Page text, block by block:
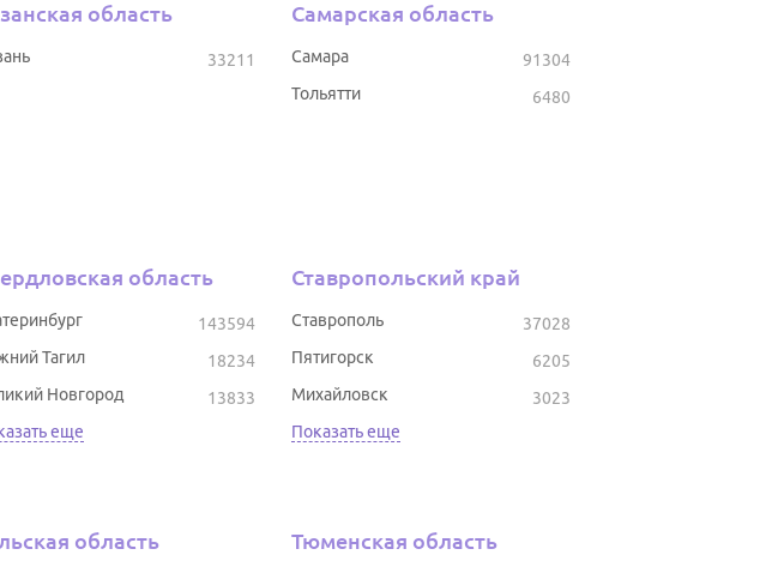
область
33211
Самарская область
91304
Самара
6480
Тольятти
область
143594
18234
Тагил
13833
Новгород
еще
Ставропольский край
37028
Ставрополь
6205
Пятигорск
3023
Михайловск
Показать еще
область Тюменская область